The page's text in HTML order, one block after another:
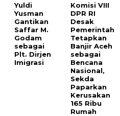
Yuldi
Yusman
Gantikan
Saffar M.
Godam
sebagai
Plt. Dirjen
Imigrasi
Komisi VIII
DPR RI
Desak
Pemerintah
Tetapkan
Banjir Aceh
sebagai
Bencana
Nasional,
Sekda
Paparkan
Kerusakan
165 Ribu
Rumah